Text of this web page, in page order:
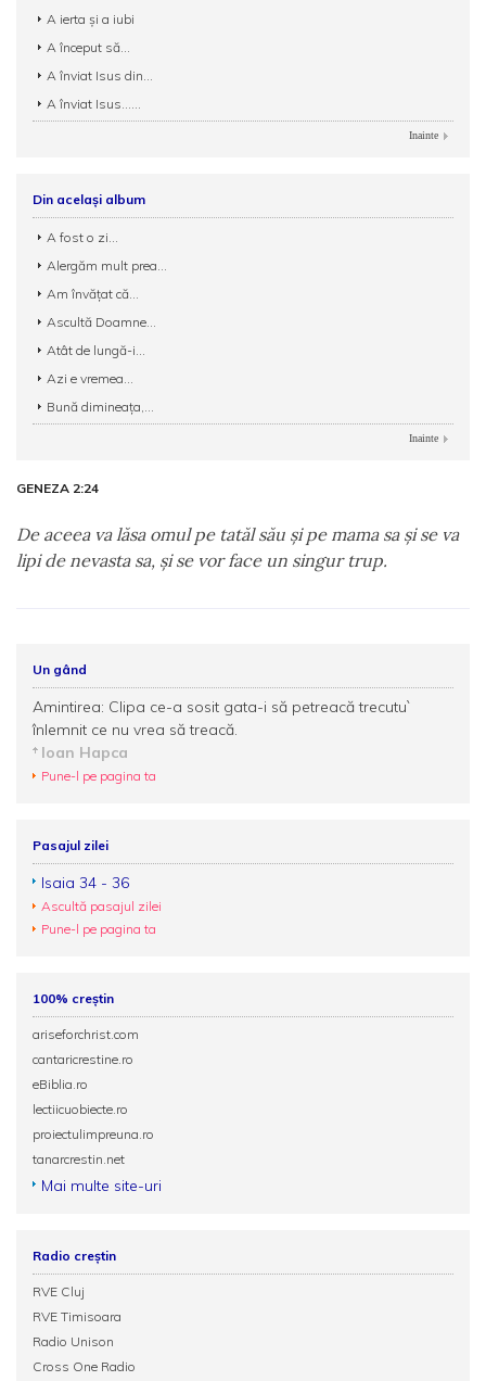
A ierta şi a iubi
A început să...
A înviat Isus din...
A înviat Isus......
Inainte
Din același album
A fost o zi...
Alergăm mult prea...
Am învățat că...
Ascultă Doamne...
Atât de lungă-i...
Azi e vremea...
Bună dimineața,...
Inainte
GENEZA 2:24
De aceea va lăsa omul pe tatăl său şi pe mama sa şi se va
lipi de nevasta sa, şi se vor face un singur trup.
Un gând
Amintirea: Clipa ce-a sosit gata-i să petreacă trecutu`
înlemnit ce nu vrea să treacă.
Ioan Hapca
Pune-l pe pagina ta
Pasajul zilei
Isaia 34 - 36
Ascultă pasajul zilei
Pune-l pe pagina ta
100% creștin
ariseforchrist.com
cantaricrestine.ro
eBiblia.ro
lectiicuobiecte.ro
proiectulimpreuna.ro
tanarcrestin.net
Mai multe site-uri
Radio creștin
RVE Cluj
RVE Timisoara
Radio Unison
Cross One Radio